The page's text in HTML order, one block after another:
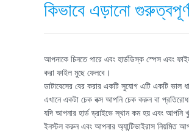
কিভাবে এড়ানো
আপনাকে চিনতে পারে এবং হার্ডডিস্ক স্পেস এবং
করা ফাইল মুছে ফেলবে।
ডাটাবেসের বের করার একটি সুযোগ এটি একটি ভাল
এখানে একটা চেক বক্স আপনি চেক করুন বা
যদি আপনার হার্ড ড্রাইভে স্থান কম হয় এবং আপনি
ইনস্টল করুন এবং আপনার অ্যান্টিভাইরাস নিয়মিত